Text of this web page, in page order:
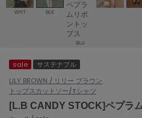
ェア (119)
アニュアンス
ASICS
WHT BLK
BLU
sale
サステナブル
LILY BROWN / リリー ブラウン
トップスカットソー/Tシャツ
[L.B CANDY STOCK]ペプラ